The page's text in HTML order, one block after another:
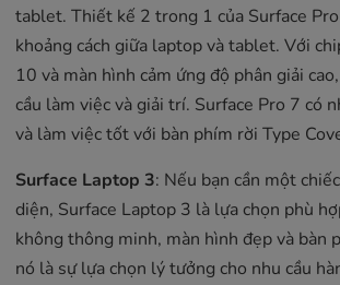
tablet. Thiết kế 2 trong 1 của Surface
khoảng cách giữa laptop và tablet. Với
10 và màn hình cảm ứng độ phân giải
cầu làm việc và giải trí. Surface Pro 7 có
và làm việc tốt với bàn phím rời Type
Surface Laptop 3: Nếu bạn cần một
diện, Surface Laptop 3 là lựa chọn phù
không thông minh, màn hình đẹp và bàn
nó là sự lựa chọn lý tưởng cho nhu cầu